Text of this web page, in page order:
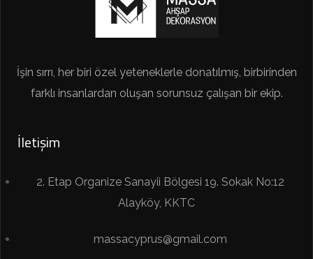
İşin sırrı, her biri özel yeteneklerle donatılmış, birbirinden
farklı insanlardan oluşan sorunsuz çalışan bir ekip.
İletişim
2. Etap Organize Sanayii Bölgesi 19. Sokak No:12
Alayköy, KKTC
massacyprus@gmail.com